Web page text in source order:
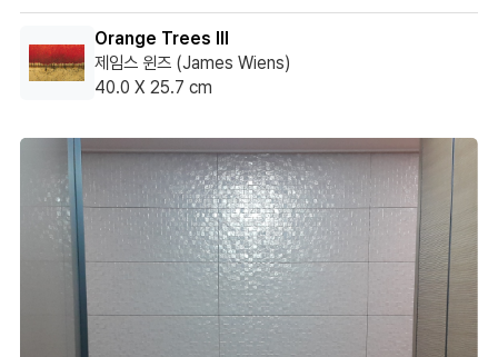
Orange Trees III
제임스 윈즈 (James Wiens)
40.0 X 25.7 cm